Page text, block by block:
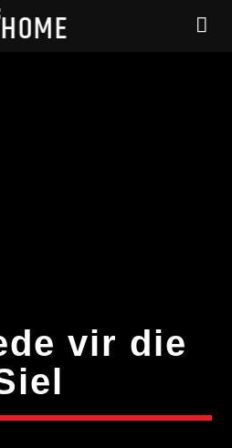
vir die